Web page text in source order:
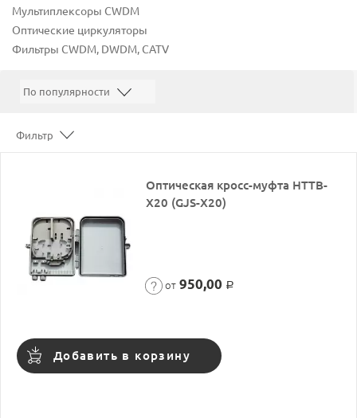
Мультиплексоры CWDM
Оптические циркуляторы
Фильтры CWDM, DWDM, CATV
Фильтр
Оптическая кросс-муфта HTTB-
X20 (GJS-X20)
от 950,00 Р
Добавить в корзину